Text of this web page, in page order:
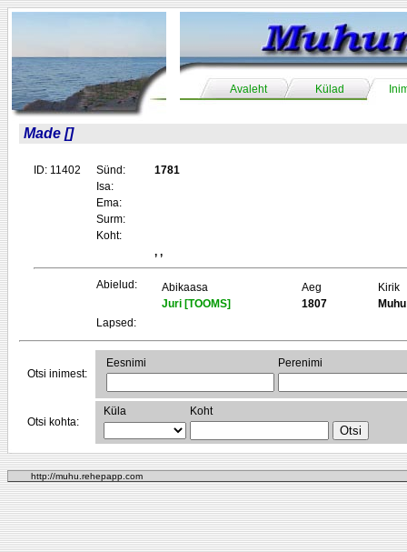
Avaleht Külad
Made []
ID: 11402 Sünd:
1781
Isa:
Ema:
Surm:
Koht:
, ,
Abielud: Abikaasa Aeg
Kirik
Juri [TOOMS]
1807
Muhu
Lapsed:
Otsi inimest:
Eesnimi Perenimi
Otsi kohta:
Küla Koht
http://muhu.rehepapp.com